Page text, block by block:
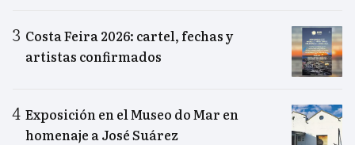
Costa Feira 2026: cartel, fechas y
artistas confirmados
Exposición en el Museo do Mar en
homenaje a José Suárez